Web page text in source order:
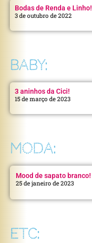
Bodas de Renda e Linho!
3 de outubro de 2022
BABY:
3 aninhos da Cici!
15 de março de 2023
MODA:
Mood de sapato branco!
25 de janeiro de 2023
ETC: